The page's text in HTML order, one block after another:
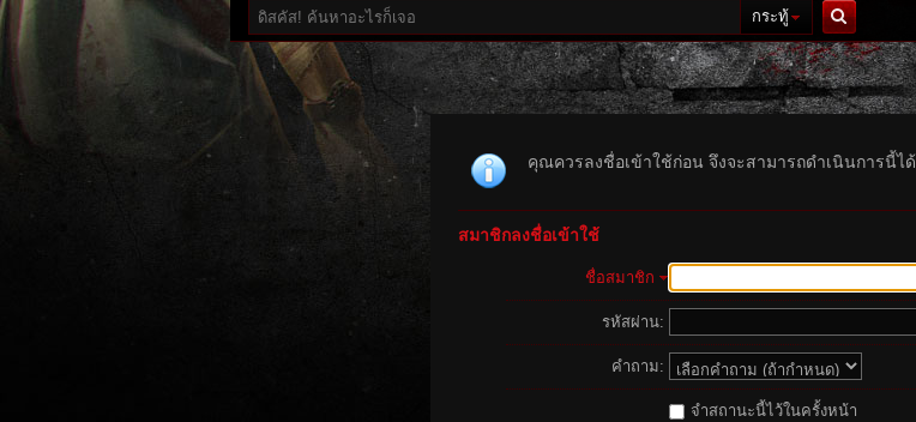
กระทู้
ค้นหา
คุณควรลงชื่อเข้าใช้ก่อน จึงจะสามารถดำเนินการนี้ได้
สมาชิกลงชื่อเข้าใช้
ชื่อสมาชิก
รหัสผ่าน:
คำถาม:
จำสถานะนี้ไว้ในครั้งหน้า